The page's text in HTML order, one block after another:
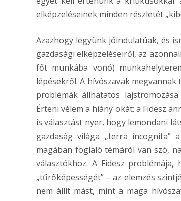
elképzeléseinek minden részletét
Azazhogy legyünk jóindulatúak, és
gazdasági elképzeléseiről, az
főt munkába vonó)
lépésekről. A hívószavak
problémák állhatatos
Érteni vélem a hiány okát: a Fidesz
is választást nyer, hogy lemondani
gazdaság világa „terra incognita”
magában foglaló témáról van szó,
választókhoz. A Fidesz
„tűrőképességét” – az elemzés
nem állít mást, mint a maga